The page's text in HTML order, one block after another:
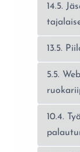
14.5.
13.5.
5.5.
10.4.